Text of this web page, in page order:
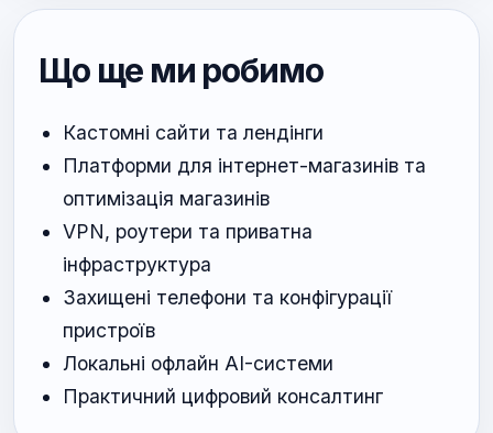
Що ще ми робимо
Кастомні сайти та лендінги
Платформи для інтернет-магазинів та
оптимізація магазинів
VPN, роутери та приватна
інфраструктура
Захищені телефони та конфігурації
пристроїв
Локальні офлайн AI-системи
Практичний цифровий консалтинг